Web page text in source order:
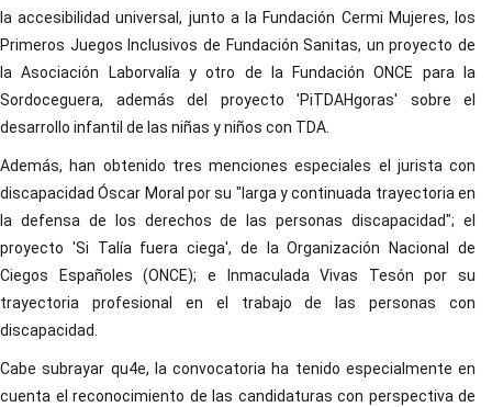
la accesibilidad universal, junto a la Fundación Cermi Mujeres, los
Primeros Juegos Inclusivos de Fundación Sanitas, un proyecto de
la Asociación Laborvalía y otro de la Fundación ONCE para la
Sordoceguera, además del proyecto 'PiTDAHgoras' sobre el
desarrollo infantil de las niñas y niños con TDA.
Además, han obtenido tres menciones especiales el jurista con
discapacidad Óscar Moral por su "larga y continuada trayectoria en
la defensa de los derechos de las personas discapacidad"; el
proyecto 'Si Talía fuera ciega', de la Organización Nacional de
Ciegos Españoles (ONCE); e Inmaculada Vivas Tesón por su
trayectoria profesional en el trabajo de las personas con
discapacidad.
Cabe subrayar qu4e, la convocatoria ha tenido especialmente en
cuenta el reconocimiento de las candidaturas con perspectiva de